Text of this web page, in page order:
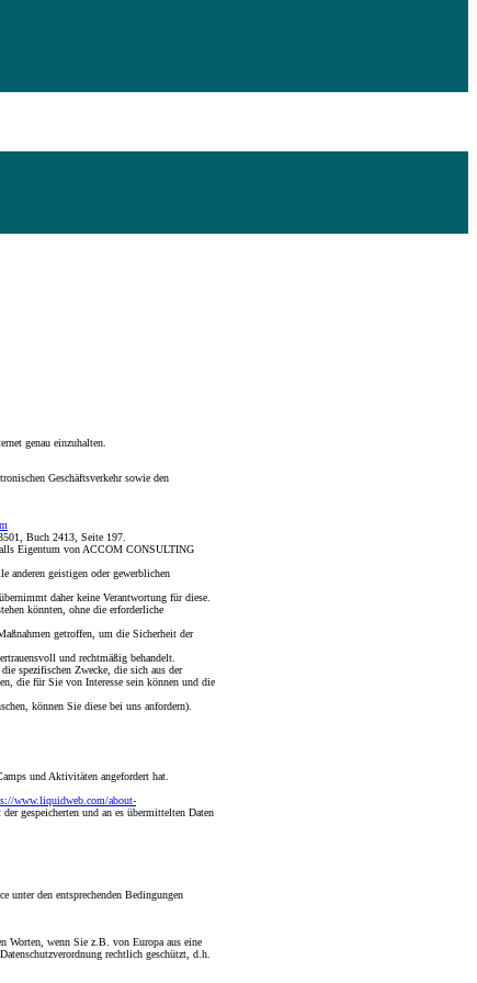
genau einzuhalten.
Geschäftsverkehr sowie den
Buch 2413, Seite 197.
Eigentum von ACCOM CONSULTING
anderen geistigen oder gewerblichen
daher keine Verantwortung für diese.
könnten, ohne die erforderliche
getroffen, um die Sicherheit der
und rechtmäßig behandelt.
spezifischen Zwecke, die sich aus der
die für Sie von Interesse sein können und die
können Sie diese bei uns anfordern).
und Aktivitäten angefordert hat.
www.liquidweb.com/about-
gespeicherten und an es übermittelten Daten
unter den entsprechenden Bedingungen
Worten, wenn Sie z.B. von Europa aus eine
rechtlich geschützt, d.h.